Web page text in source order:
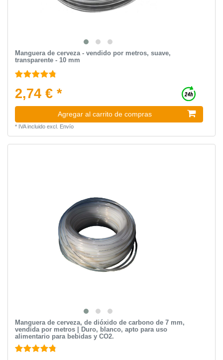
Manguera de cerveza - vendido por metros, suave,
transparente - 10 mm
2,74 € *
Agregar al carrito de compras
* IVA incluidoexcl. Envío
Manguera de cerveza, de dióxido de carbono de 7 mm,
vendida por metros | Duro, blanco, apto para uso
alimentario para bebidas y CO2.